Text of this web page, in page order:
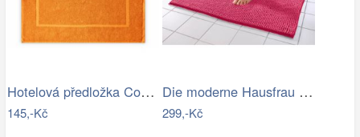
Hotelová předložka Comfort oranžová…
145,-Kč
Die moderne Hausfrau Koupelnová…
299,-Kč